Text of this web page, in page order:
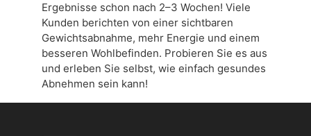
Ergebnisse schon nach 2–3 Wochen! Viele
Kunden berichten von einer sichtbaren
Gewichtsabnahme, mehr Energie und einem
besseren Wohlbefinden. Probieren Sie es aus
und erleben Sie selbst, wie einfach gesundes
Abnehmen sein kann!